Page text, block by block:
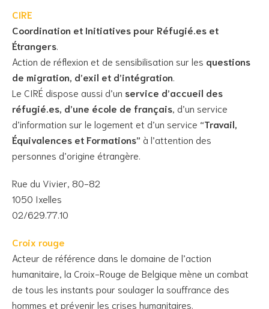
CIRE
Coordination et Initiatives pour Réfugié.es et
Étrangers
Action de réflexion et de sensibilisation sur les questions
de migration, d’exil et d’intégration
Le CIRÉ dispose aussi d’un service d’accueil des
réfugié.es, d’une école de français , d’un service
d’information sur le logement et d’un service “Travail,
Équivalences et Formations” à l’attention des
personnes d’origine étrangère.
Rue du Vivier, 80-82
1050 Ixelles
02/629.77.10
Croix rouge
Acteur de référence dans le domaine de l’action
humanitaire, la Croix-Rouge de Belgique mène un combat
de tous les instants pour soulager la souffrance des
hommes et prévenir les crises humanitaires.